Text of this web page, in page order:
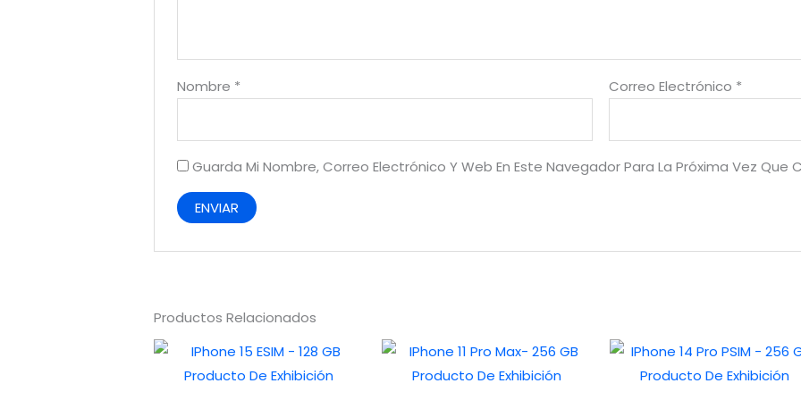
Nombre * Correo Electrónico *
Guarda Mi Nombre, Correo Electrónico Y Web En Este Navegador Para La Próxima Vez Que
Productos Relacionados